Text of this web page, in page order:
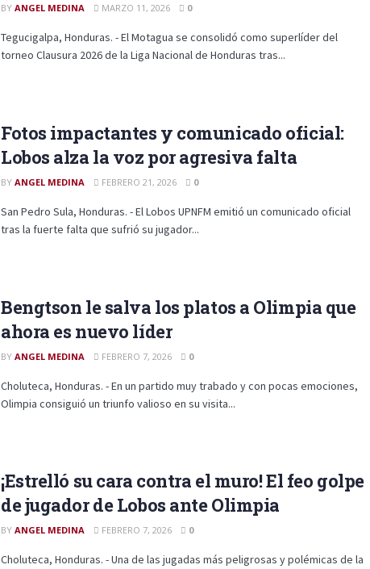
BY ANGEL MEDINA MARZO 11, 2026 0
Tegucigalpa, Honduras. - El Motagua se consolidó como superlíder del
torneo Clausura 2026 de la Liga Nacional de Honduras tras...
Fotos impactantes y comunicado oficial:
Lobos alza la voz por agresiva falta
BY ANGEL MEDINA FEBRERO 21, 2026 0
San Pedro Sula, Honduras. - El Lobos UPNFM emitió un comunicado oficial
tras la fuerte falta que sufrió su jugador...
Bengtson le salva los platos a Olimpia que
ahora es nuevo líder
BY ANGEL MEDINA FEBRERO 7, 2026 0
Choluteca, Honduras. - En un partido muy trabado y con pocas emociones,
Olimpia consiguió un triunfo valioso en su visita...
¡Estrelló su cara contra el muro! El feo golpe
de jugador de Lobos ante Olimpia
BY ANGEL MEDINA FEBRERO 7, 2026 0
Choluteca, Honduras. - Una de las jugadas más peligrosas y polémicas de la